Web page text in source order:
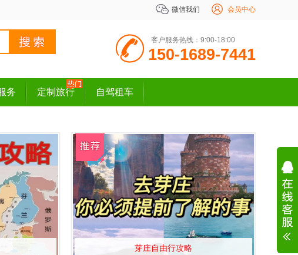
微信我们 会员中心
客户服务热线：9:00-18:00
150-1689-7441
务 定制旅行 自驾租车
芽庄自由行攻略